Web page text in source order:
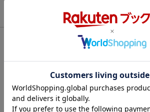
内容紹介（JPROより）
★2024年 看護書大賞【アドバンスドナー
看販会（看護書販売を考える会）主催の「看
4」において，
本書が「アドバンスドナース部門」出品書籍
受賞しました．